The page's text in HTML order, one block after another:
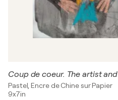
Coup de coeur. The artist
Pastel, Encre de Chine sur Papier
9x7in